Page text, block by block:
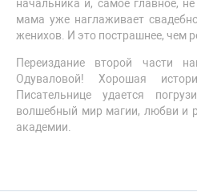
начальника и, самое главное,
мама уже наглаживает
женихов. И это пострашнее, чем
Переиздание второй части
Одуваловой! Хорошая
Писательнице удается
волшебный мир магии, любви и
академии.